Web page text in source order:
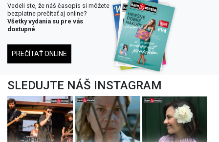
Vedeli ste, že náš časopis si môžete
bezplatne prečítať aj online?
Všetky vydania su pre vás
dostupné
PREČÍTAŤ ONLINE
SLEDUJTE NÁŠ INSTAGRAM